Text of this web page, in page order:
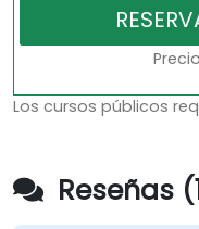
Los cursos públicos
Reseñas